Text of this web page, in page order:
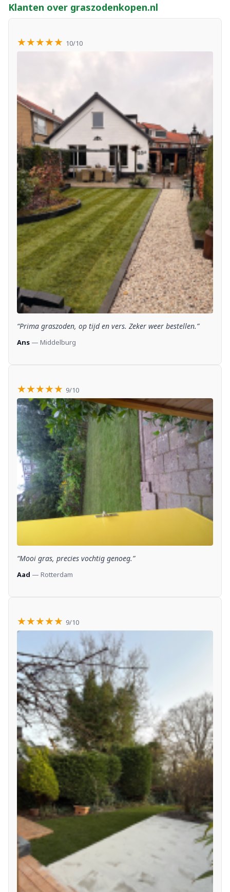
Klanten over graszodenkopen.nl
★★★★★ 10/10
“Prima graszoden, op tijd en vers. Zeker weer bestellen.”
Ans — Middelburg
★★★★★ 9/10
“Mooi gras, precies vochtig genoeg.”
Aad — Rotterdam
★★★★★ 9/10